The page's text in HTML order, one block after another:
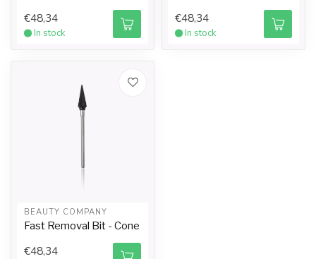
€48,34
In stock
€48,34
In stock
BEAUTY COMPANY
Fast Removal Bit - Cone
€48,34